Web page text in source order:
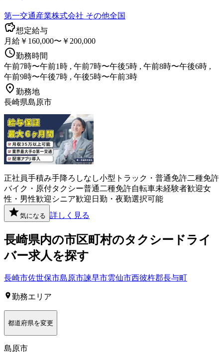
第一交通産業株式会社 その他全国
想定給与
月給￥160,000〜￥200,000
勤務時間
午前7時〜午前1時 , 午前7時〜午後5時 , 午前8時〜午後6時 ,
午前9時〜午後7時 , 午後5時〜午前3時
勤務地
長崎県島原市
正社員手積み手降ろしなし小型トラック・普通免許二種免許
バイク・原付タクシー普通二種免許自転車未経験者歓迎女
性・男性歓迎 シニア歓迎 日勤・夜勤選択可能
気になる 詳しく見る
長崎県内の市区町村のタクシー ドライ
バー求人を探す
長崎市佐世保市島原市諫早市雲仙市西彼杵郡長与町
勤務エリア
都道府県を変更
島原市